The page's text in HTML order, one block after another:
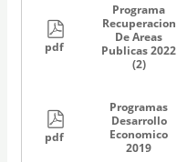
pdf
Programa
Recuperacion
De Areas
Publicas 2022
(2)
pdf
Programas
Desarrollo
Economico
2019